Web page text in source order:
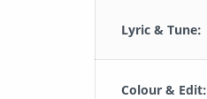
Lyric & Tune:
Colour & Edit: